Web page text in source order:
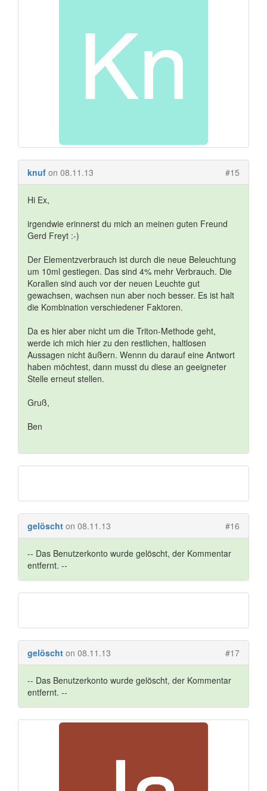
knuf on 08.11.13 #15
Hi Ex,
irgendwie erinnerst du mich an meinen guten Freund
Gerd Freyt :-)
Der Elementzverbrauch ist durch die neue Beleuchtung
um 10ml gestiegen. Das sind 4% mehr Verbrauch. Die
Korallen sind auch vor der neuen Leuchte gut
gewachsen, wachsen nun aber noch besser. Es ist halt
die Kombination verschiedener Faktoren.
Da es hier aber nicht um die Triton-Methode geht,
werde ich mich hier zu den restlichen, haltlosen
Aussagen nicht äußern. Wennn du darauf eine Antwort
haben möchtest, dann musst du diese an geeigneter
Stelle erneut stellen.
Gruß,
Ben
gelöscht on 08.11.13 #16
-- Das Benutzerkonto wurde gelöscht, der Kommentar
entfernt. --
gelöscht on 08.11.13 #17
-- Das Benutzerkonto wurde gelöscht, der Kommentar
entfernt. --